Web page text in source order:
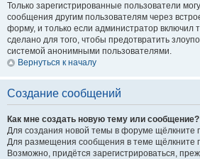
Только зарегистрированные пользователи
сообщения другим пользователям через
форму, и только если администратор включил
сделано для того, чтобы предотвратить
системой анонимными пользователями.
Вернуться к началу
Создание сообщений
Как мне создать новую тему или сообщение?
Для создания новой темы в форуме щёлкните
Для размещения сообщения в теме щёлкните
Возможно, придётся зарегистрироваться,